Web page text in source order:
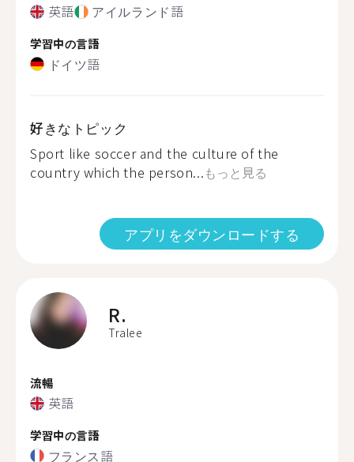
英語 アイルランド語
学習中の言語
ドイツ語
好きなトピック
Sport like soccer and the culture of the
country which the person...もっと見る
アプリをダウンロードする
R.
Tralee
流暢
英語
学習中の言語
フランス語